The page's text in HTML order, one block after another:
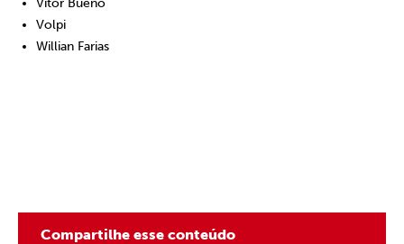
Vitor Bueno
Volpi
Willian Farias
Compartilhe esse conteúdo